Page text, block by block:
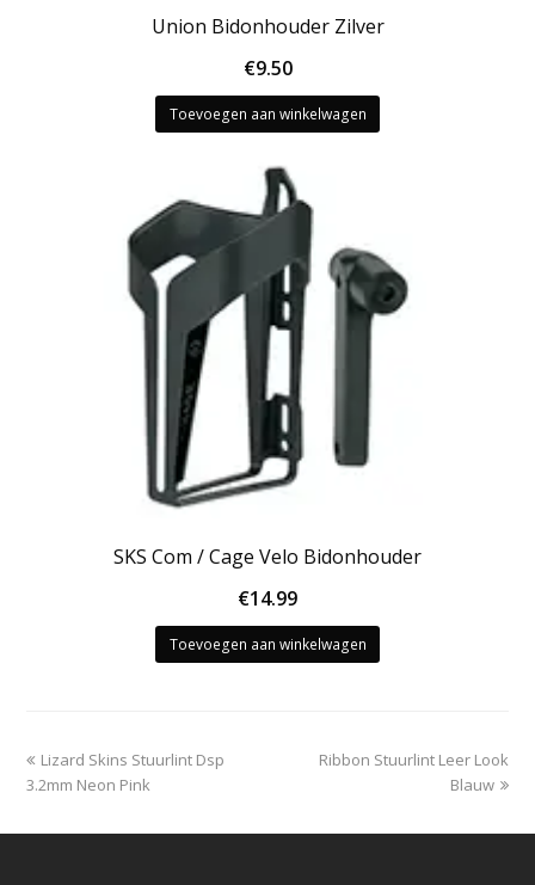
Union Bidonhouder Zilver
€9.50
Toevoegen aan winkelwagen
SKS Com / Cage Velo Bidonhouder
€14.99
Toevoegen aan winkelwagen
previous
post:
Lizard Skins Stuurlint Dsp
3.2mm Neon Pink
next
Ribbon Stuurlint Leer Look
Blauw